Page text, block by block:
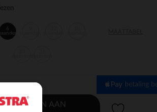
6
betaling
AAN